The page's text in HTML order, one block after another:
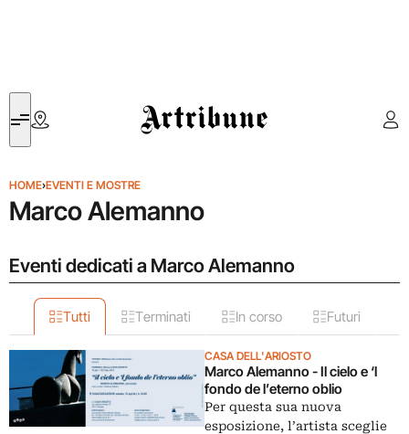
Artribune
HOME›EVENTI E MOSTRE
Marco Alemanno
Eventi dedicati a Marco Alemanno
Tutti Terminati In corso Futuri
CASA DELL'ARIOSTO
Marco Alemanno - Il cielo e ‘l
fondo de l’eterno oblio
Per questa sua nuova
esposizione, l’artista sceglie